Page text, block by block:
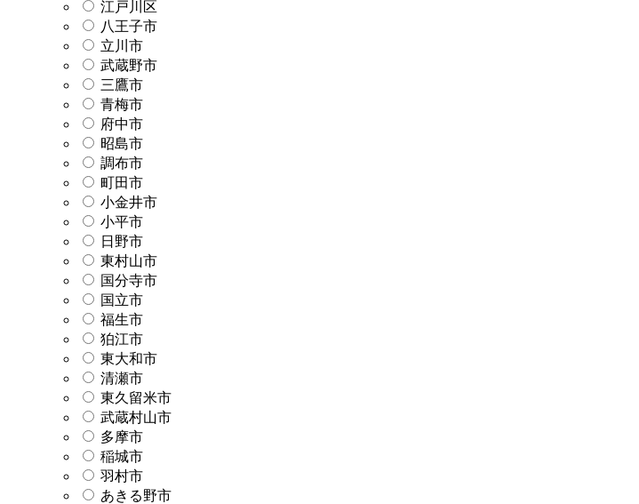
江戸川区
八王子市
立川市
武蔵野市
三鷹市
青梅市
府中市
昭島市
調布市
町田市
小金井市
小平市
日野市
東村山市
国分寺市
国立市
福生市
狛江市
東大和市
清瀬市
東久留米市
武蔵村山市
多摩市
稲城市
羽村市
あきる野市